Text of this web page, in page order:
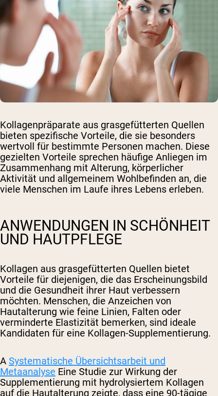
Kollagenpräparate aus grasgefütterten Quellen
bieten spezifische Vorteile, die sie besonders
wertvoll für bestimmte Personen machen. Diese
gezielten Vorteile sprechen häufige Anliegen im
Zusammenhang mit Alterung, körperlicher
Aktivität und allgemeinem Wohlbefinden an, die
viele Menschen im Laufe ihres Lebens erleben.
ANWENDUNGEN IN SCHÖNHEIT
UND HAUTPFLEGE
Kollagen aus grasgefütterten Quellen bietet
Vorteile für diejenigen, die das Erscheinungsbild
und die Gesundheit ihrer Haut verbessern
möchten. Menschen, die Anzeichen von
Hautalterung wie feine Linien, Falten oder
verminderte Elastizität bemerken, sind ideale
Kandidaten für eine Kollagen-Supplementierung.
A Systematische Übersichtsarbeit und
Metaanalyse Eine Studie zur Wirkung der
Supplementierung mit hydrolysiertem Kollagen
auf die Hautalterung zeigte, dass eine 90-tägige